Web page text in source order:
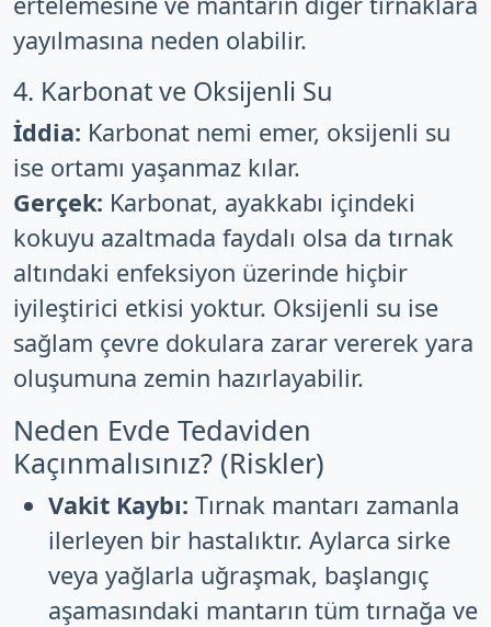
yayılmasına neden olabilir.
4. Karbonat ve Oksijenli Su
İddia: Karbonat nemi emer, oksijenli su
ise ortamı yaşanmaz kılar.
Gerçek: Karbonat, ayakkabı içindeki
kokuyu azaltmada faydalı olsa da tırnak
altındaki enfeksiyon üzerinde hiçbir
iyileştirici etkisi yoktur. Oksijenli su ise
sağlam çevre dokulara zarar vererek yara
oluşumuna zemin hazırlayabilir.
Neden Evde Tedaviden
Kaçınmalısınız? (Riskler)
Vakit Kaybı: Tırnak mantarı zamanla
ilerleyen bir hastalıktır. Aylarca sirke
veya yağlarla uğraşmak, başlangıç
aşamasındaki mantarın tüm tırnağa ve